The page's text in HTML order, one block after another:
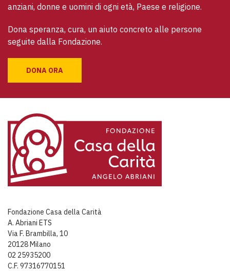
anziani, donne e uomini di ogni età, Paese e religione.
Dona speranza, cura, un aiuto concreto alle persone
seguite dalla Fondazione.
DONA ORA
Fondazione Casa della Carità
A. Abriani ETS
Via F. Brambilla, 10
20128 Milano
02 25935200
C.F. 97316770151